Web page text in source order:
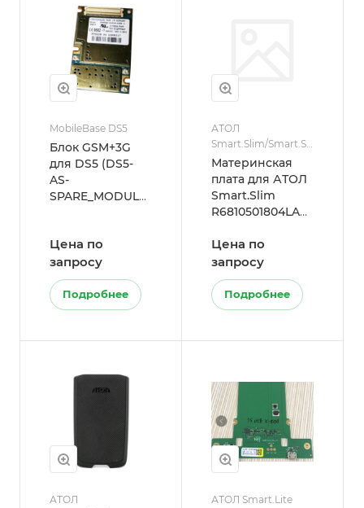
MobileBase DS5
Блок GSM+3G
для DS5 (DS5-
AS-
SPARE_MODULE-
Цена по
запросу
Подробнее
АТОЛ
Smart.Slim/Smart.Slim
Plus
Материнская
плата для АТОЛ
Smart.Slim
R6810501804LA
и камеры)
Цена по
запросу
Подробнее
АТОЛ
АТОЛ Smart.Lite